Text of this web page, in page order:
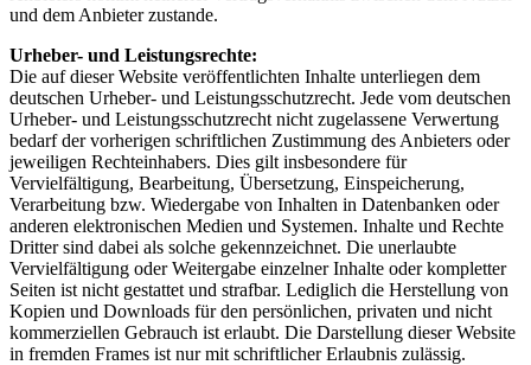
und dem Anbieter zustande.
Urheber- und Leistungsrechte:
Die auf dieser Website veröffentlichten Inhalte unterliegen dem
deutschen Urheber- und Leistungsschutzrecht. Jede vom deutschen
Urheber- und Leistungsschutzrecht nicht zugelassene Verwertung
bedarf der vorherigen schriftlichen Zustimmung des Anbieters oder
jeweiligen Rechteinhabers. Dies gilt insbesondere für
Vervielfältigung, Bearbeitung, Übersetzung, Einspeicherung,
Verarbeitung bzw. Wiedergabe von Inhalten in Datenbanken oder
anderen elektronischen Medien und Systemen. Inhalte und Rechte
Dritter sind dabei als solche gekennzeichnet. Die unerlaubte
Vervielfältigung oder Weitergabe einzelner Inhalte oder kompletter
Seiten ist nicht gestattet und strafbar. Lediglich die Herstellung von
Kopien und Downloads für den persönlichen, privaten und nicht
kommerziellen Gebrauch ist erlaubt. Die Darstellung dieser Website
in fremden Frames ist nur mit schriftlicher Erlaubnis zulässig.